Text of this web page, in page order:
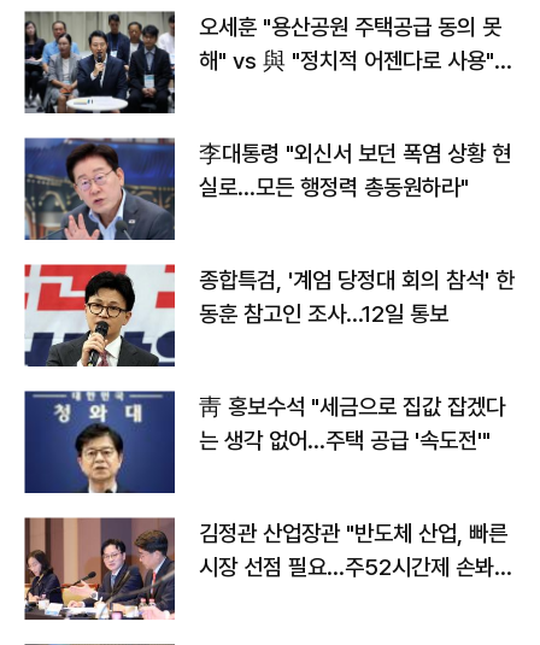
오세훈 "용산공원 주택공급 동의 못
해" vs 與 "정치적 어젠다로 사용"
李대통령 "외신서 보던 폭염 상황 현
실로…모든 행정력 총동원하라"
종합특검, '계엄 당정대 회의 참석' 한
동훈 참고인 조사...12일 통보
靑 홍보수석 "세금으로 집값 잡겠다
는 생각 없어…주택 공급 '속도전'"
김정관 산업장관 "반도체 산업, 빠른
시장 선점 필요…주52시간제 손봐